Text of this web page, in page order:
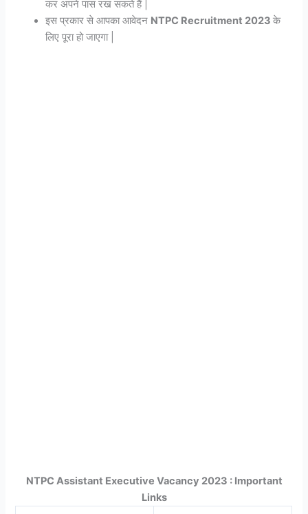
कर अपने पास रख सकते हैं |
इस प्रकार से आपका आवेदन NTPC Recruitment 2023 के
लिए पूरा हो जाएगा |
NTPC Assistant Executive Vacancy 2023 : Important
Links